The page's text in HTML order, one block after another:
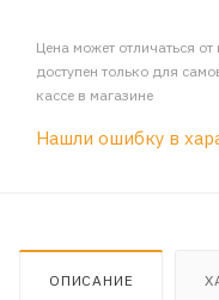
Цена может отличаться
доступен только для
кассе в магазине
Нашли ошибку в
ОПИСАНИЕ